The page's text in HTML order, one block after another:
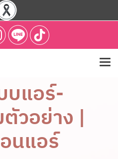
แอร์-
วอย่าง |
นแอร์